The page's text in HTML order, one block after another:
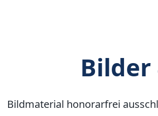
Bilder
Bildmaterial honorarfrei